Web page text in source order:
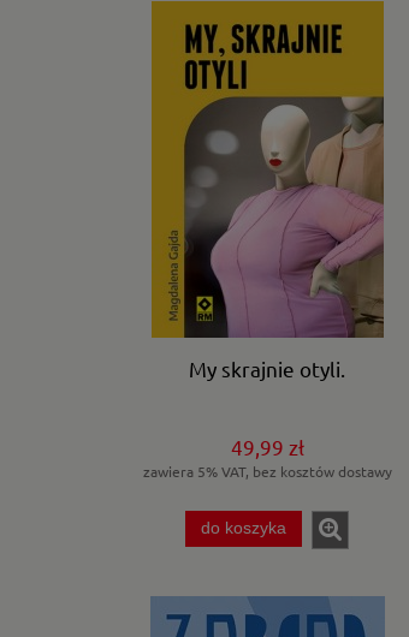
My skrajnie otyli.
49,99 zł
zawiera 5% VAT, bez kosztów dostawy
do koszyka